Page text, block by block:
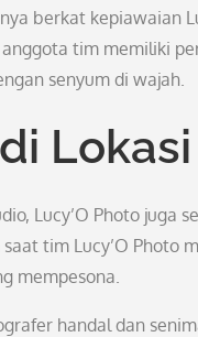
berkat
tim memiliki
senyum di wajah.
Lucy’O Photo juga
tim Lucy’O
mempesona.
handal dan